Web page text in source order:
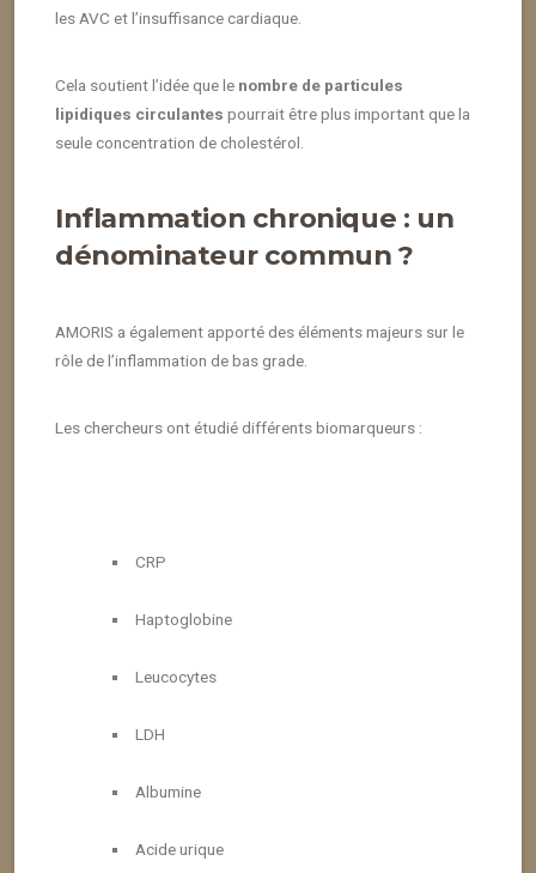
les AVC et l’insuffisance cardiaque.
Cela soutient l’idée que le nombre de particules
lipidiques circulantes pourrait être plus important que la
seule concentration de cholestérol.
Inflammation chronique : un
dénominateur commun ?
AMORIS a également apporté des éléments majeurs sur le
rôle de l’inflammation de bas grade.
Les chercheurs ont étudié différents biomarqueurs :
CRP
Haptoglobine
Leucocytes
LDH
Albumine
Acide urique